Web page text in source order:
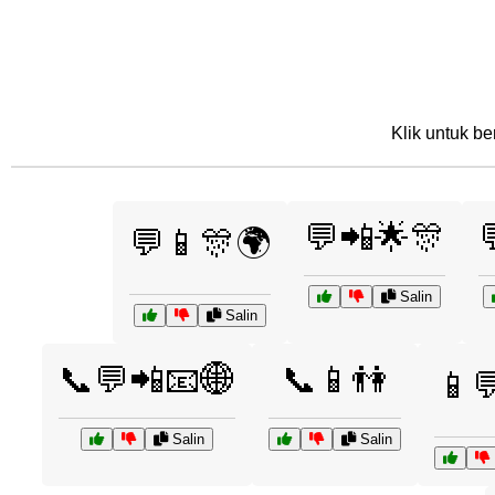
Klik untuk
💬📱🎊🌍
Salin
💬📲🌟🎊
Salin
📞💬📲📧🌐
Salin
📞📱👫
Salin